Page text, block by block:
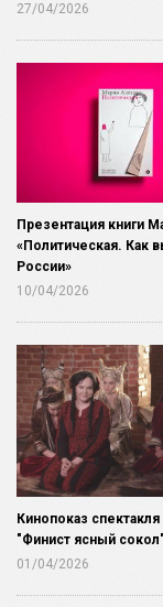
27/04/2026
Презентация книги
«Политическая. Как
России»
10/04/2026
Кинопоказ
"Финист ясный сокол"
01/04/2026